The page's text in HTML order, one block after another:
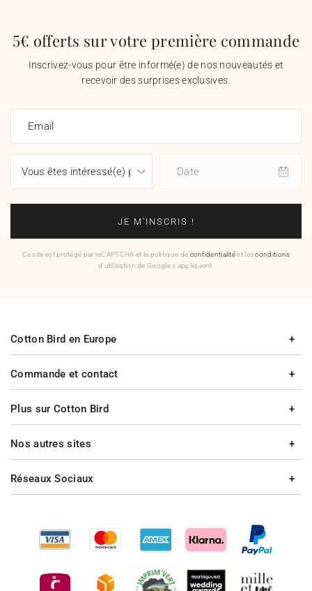
5€ offerts sur votre première commande
Inscrivez-vous pour être informé(e) de nos nouveautés et
recevoir des surprises exclusives.
Email
Date
JE M'INSCRIS !
Ce site est protégé par reCAPTCHA et la politique de confidentialitéet lesconditions
d'utilisation de Google s'appliquent.
Commande et contact
Plus sur Cotton Bird
Cotton Bird en Europe
Nos autres sites
Réseaux Sociaux